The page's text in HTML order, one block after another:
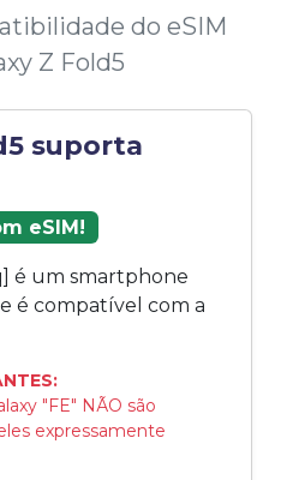
do eSIM
Z Fold5
suporta
eSIM!
é um smartphone
é compatível com a
"FE" NÃO são
expressamente